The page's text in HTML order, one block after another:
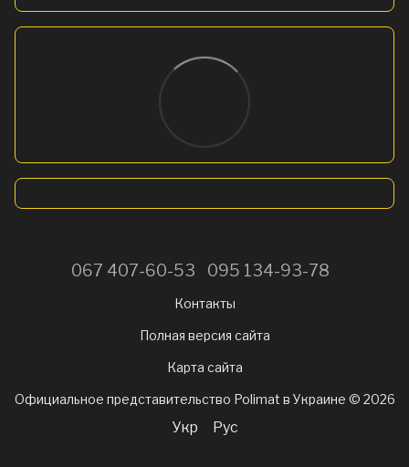
067 407-60-53 095 134-93-78
Контакты
Полная версия сайта
Карта сайта
Официальное представительство Polimat в Украине © 2026
Укр Рус